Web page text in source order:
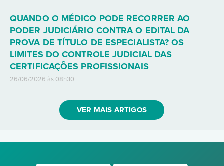
QUANDO O MÉDICO PODE RECORRER AO
PODER JUDICIÁRIO CONTRA O EDITAL DA
PROVA DE TÍTULO DE ESPECIALISTA? OS
LIMITES DO CONTROLE JUDICIAL DAS
CERTIFICAÇÕES PROFISSIONAIS
26/06/2026 às 08h30
VER MAIS ARTIGOS